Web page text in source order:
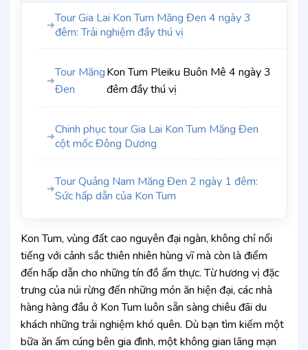
➜Tour Gia Lai Kon Tum Măng Đen 4 ngày 3
đêm: Trải nghiệm đầy thú vị
➜
Tour Măng
Đen
Kon Tum Pleiku Buôn Mê 4 ngày 3
đêm đầy thú vị
➜Chinh phục tour Gia Lai Kon Tum Măng Đen
cột mốc Đông Dương
➜Tour Quảng Nam Măng Đen 2 ngày 1 đêm:
Sức hấp dẫn của Kon Tum
Kon Tum, vùng đất cao nguyên đại ngàn, không chỉ nổi
tiếng với cảnh sắc thiên nhiên hùng vĩ mà còn là điểm
đến hấp dẫn cho những tín đồ ẩm thực. Từ hương vị đặc
trưng của núi rừng đến những món ăn hiện đại, các nhà
hàng hàng đầu ở Kon Tum luôn sẵn sàng chiêu đãi du
khách những trải nghiệm khó quên. Dù bạn tìm kiếm một
bữa ăn ấm cúng bên gia đình, một không gian lãng mạn